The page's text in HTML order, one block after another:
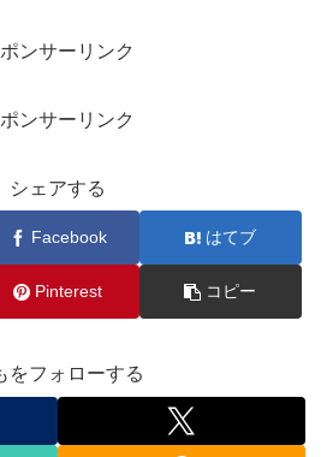
ンサーリンク
ンサーリンク
シェアする
Facebook はてブ
Pinterest コピー
をフォローする